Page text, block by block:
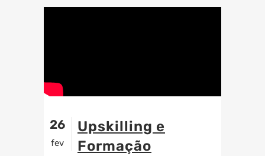
26
fev
Upskilling e
Formação